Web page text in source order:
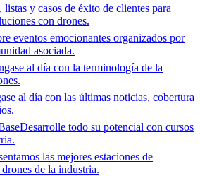
y casos de éxito de clientes para
con drones.
eventos emocionantes organizados por
asociada.
al día con la terminología de la
al día con las últimas noticias, cobertura
Desarrolle todo su potencial con cursos
las mejores estaciones de
de la industria.